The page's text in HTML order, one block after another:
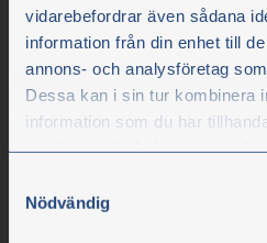
vidarebefordrar även sådana
information från din enhet till
annons- och analysföretag
Dessa kan i sin tur kombinera
information som du har
Du kan när som helst ändra
samtycke klickar du på
Nödvändig
Olssons i Ellös
Olssons i Ellös AB
Slätthultsvägen 12